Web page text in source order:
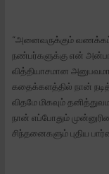
“அனைவருக்கும் வணக்கம்.
நண்பர்களுக்கு என்
வித்தியாசமான
கதைக்களத்தில் நான்
விதமே மிகவும்
நான் எப்போதும்
சிந்தனைகளும் புதிய